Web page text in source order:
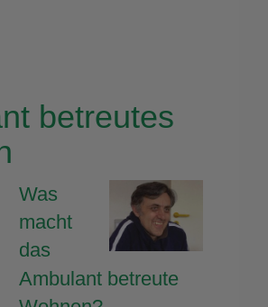
betreutes
Was
macht
das
Ambulant betreute